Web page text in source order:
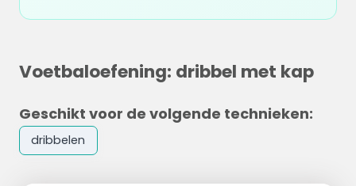
Voetbaloefening: dribbel met kap
Geschikt voor de volgende technieken:
dribbelen